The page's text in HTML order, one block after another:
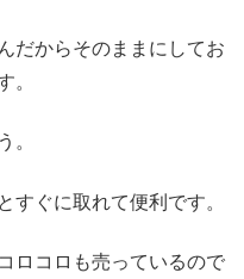
だからそのままにしてお
。
。
すぐに取れて便利です。
ロコロも売っているので